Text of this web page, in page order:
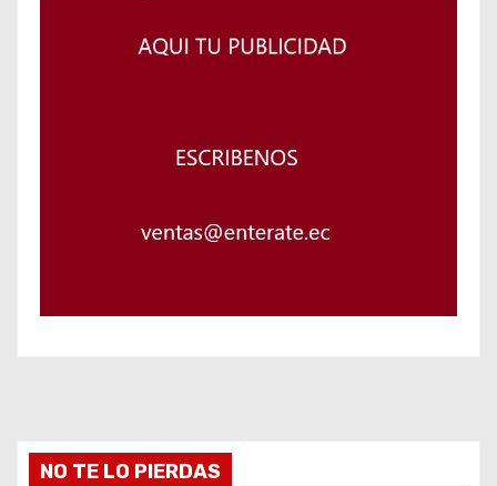
NO TE LO PIERDAS